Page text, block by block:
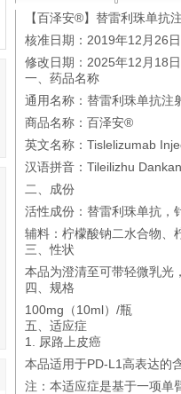
【百泽安®】替雷利珠单抗
核准日期：2019年12月26日
修改日期：2025年12月18日
一、药品名称
通用名称：替雷利珠单抗注
商品名称：百泽安®
英文名称：Tislelizumab
汉语拼音：Tileilizhu
二、成份
活性成份：替雷利珠单抗，
辅料：柠檬酸钠二水合物、
三、性状
本品为澄清至可带轻微乳光
四、规格
100mg（10ml）/瓶
五、适应症
1. 尿路上皮癌
本品适用于PD-L1高表达的
注：本适应症是基于一项单